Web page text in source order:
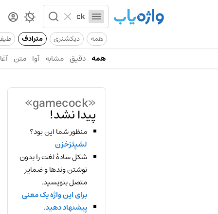
همه دیکشنری مترادف
همه دقیق مشابه آوا متن
«gamecock»
پیدا نشد!
منظور شما این بود؟
لشپثزخزن
شکل سادهٔ لغت را بدون
نوشتن وندها و ضمایر
متصل بنویسید.
برای این واژه یک معنی
پیشنهاد دهید.